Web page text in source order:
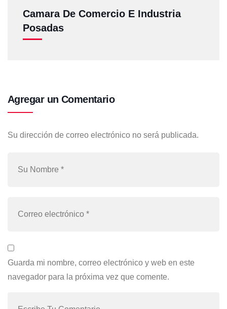
Camara De Comercio E Industria
Posadas
Agregar un Comentario
Su dirección de correo electrónico no será publicada.
Guarda mi nombre, correo electrónico y web en este
navegador para la próxima vez que comente.